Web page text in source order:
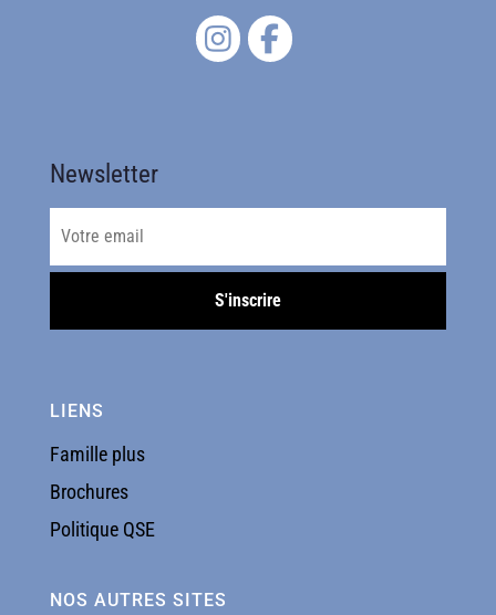
Newsletter
LIENS
Famille plus
Brochures
Politique QSE
NOS AUTRES SITES